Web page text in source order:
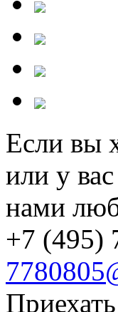
Если вы
или у
нами
+7 (495)